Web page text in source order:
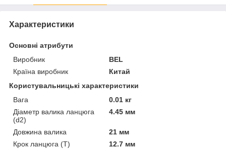
Характеристики
Основні атрибути
Виробник
BEL
Країна виробник
Китай
Користувальницькі характеристики
Вага
0.01 кг
Діаметр валика ланцюга
(d2)
4.45 мм
Довжина валика
21 мм
Крок ланцюга (T)
12.7 мм